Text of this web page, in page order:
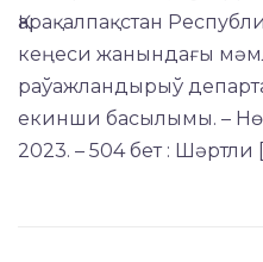
Қарақалпақстан
кеңеси жанындағы
раўажландырыў
екинши басылымы. –
2023. – 504 бет : Шәртли